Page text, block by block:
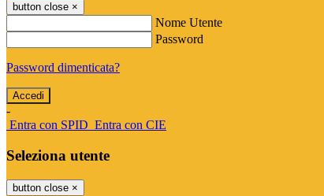
button close ×
Nome Utente
Password
Password dimenticata?
-
Entra con SPID Entra con CIE
Seleziona utente
button close ×